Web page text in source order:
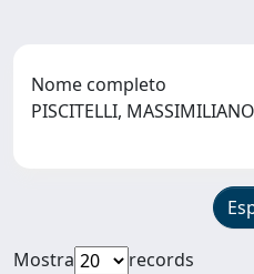
Nome completo
PISCITELLI, MASSIMILIANO
Mostra
records